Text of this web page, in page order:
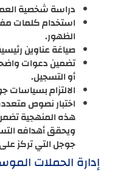
دراسة شخصية
استخدام كلمات
الظهور.
صياغة عناوين
أو التسجيل.
الالتزام
اختبار نصوص
هذه المنهجية
ويحقق أهدافه
جوجل التي تركز
إدارة الحملات